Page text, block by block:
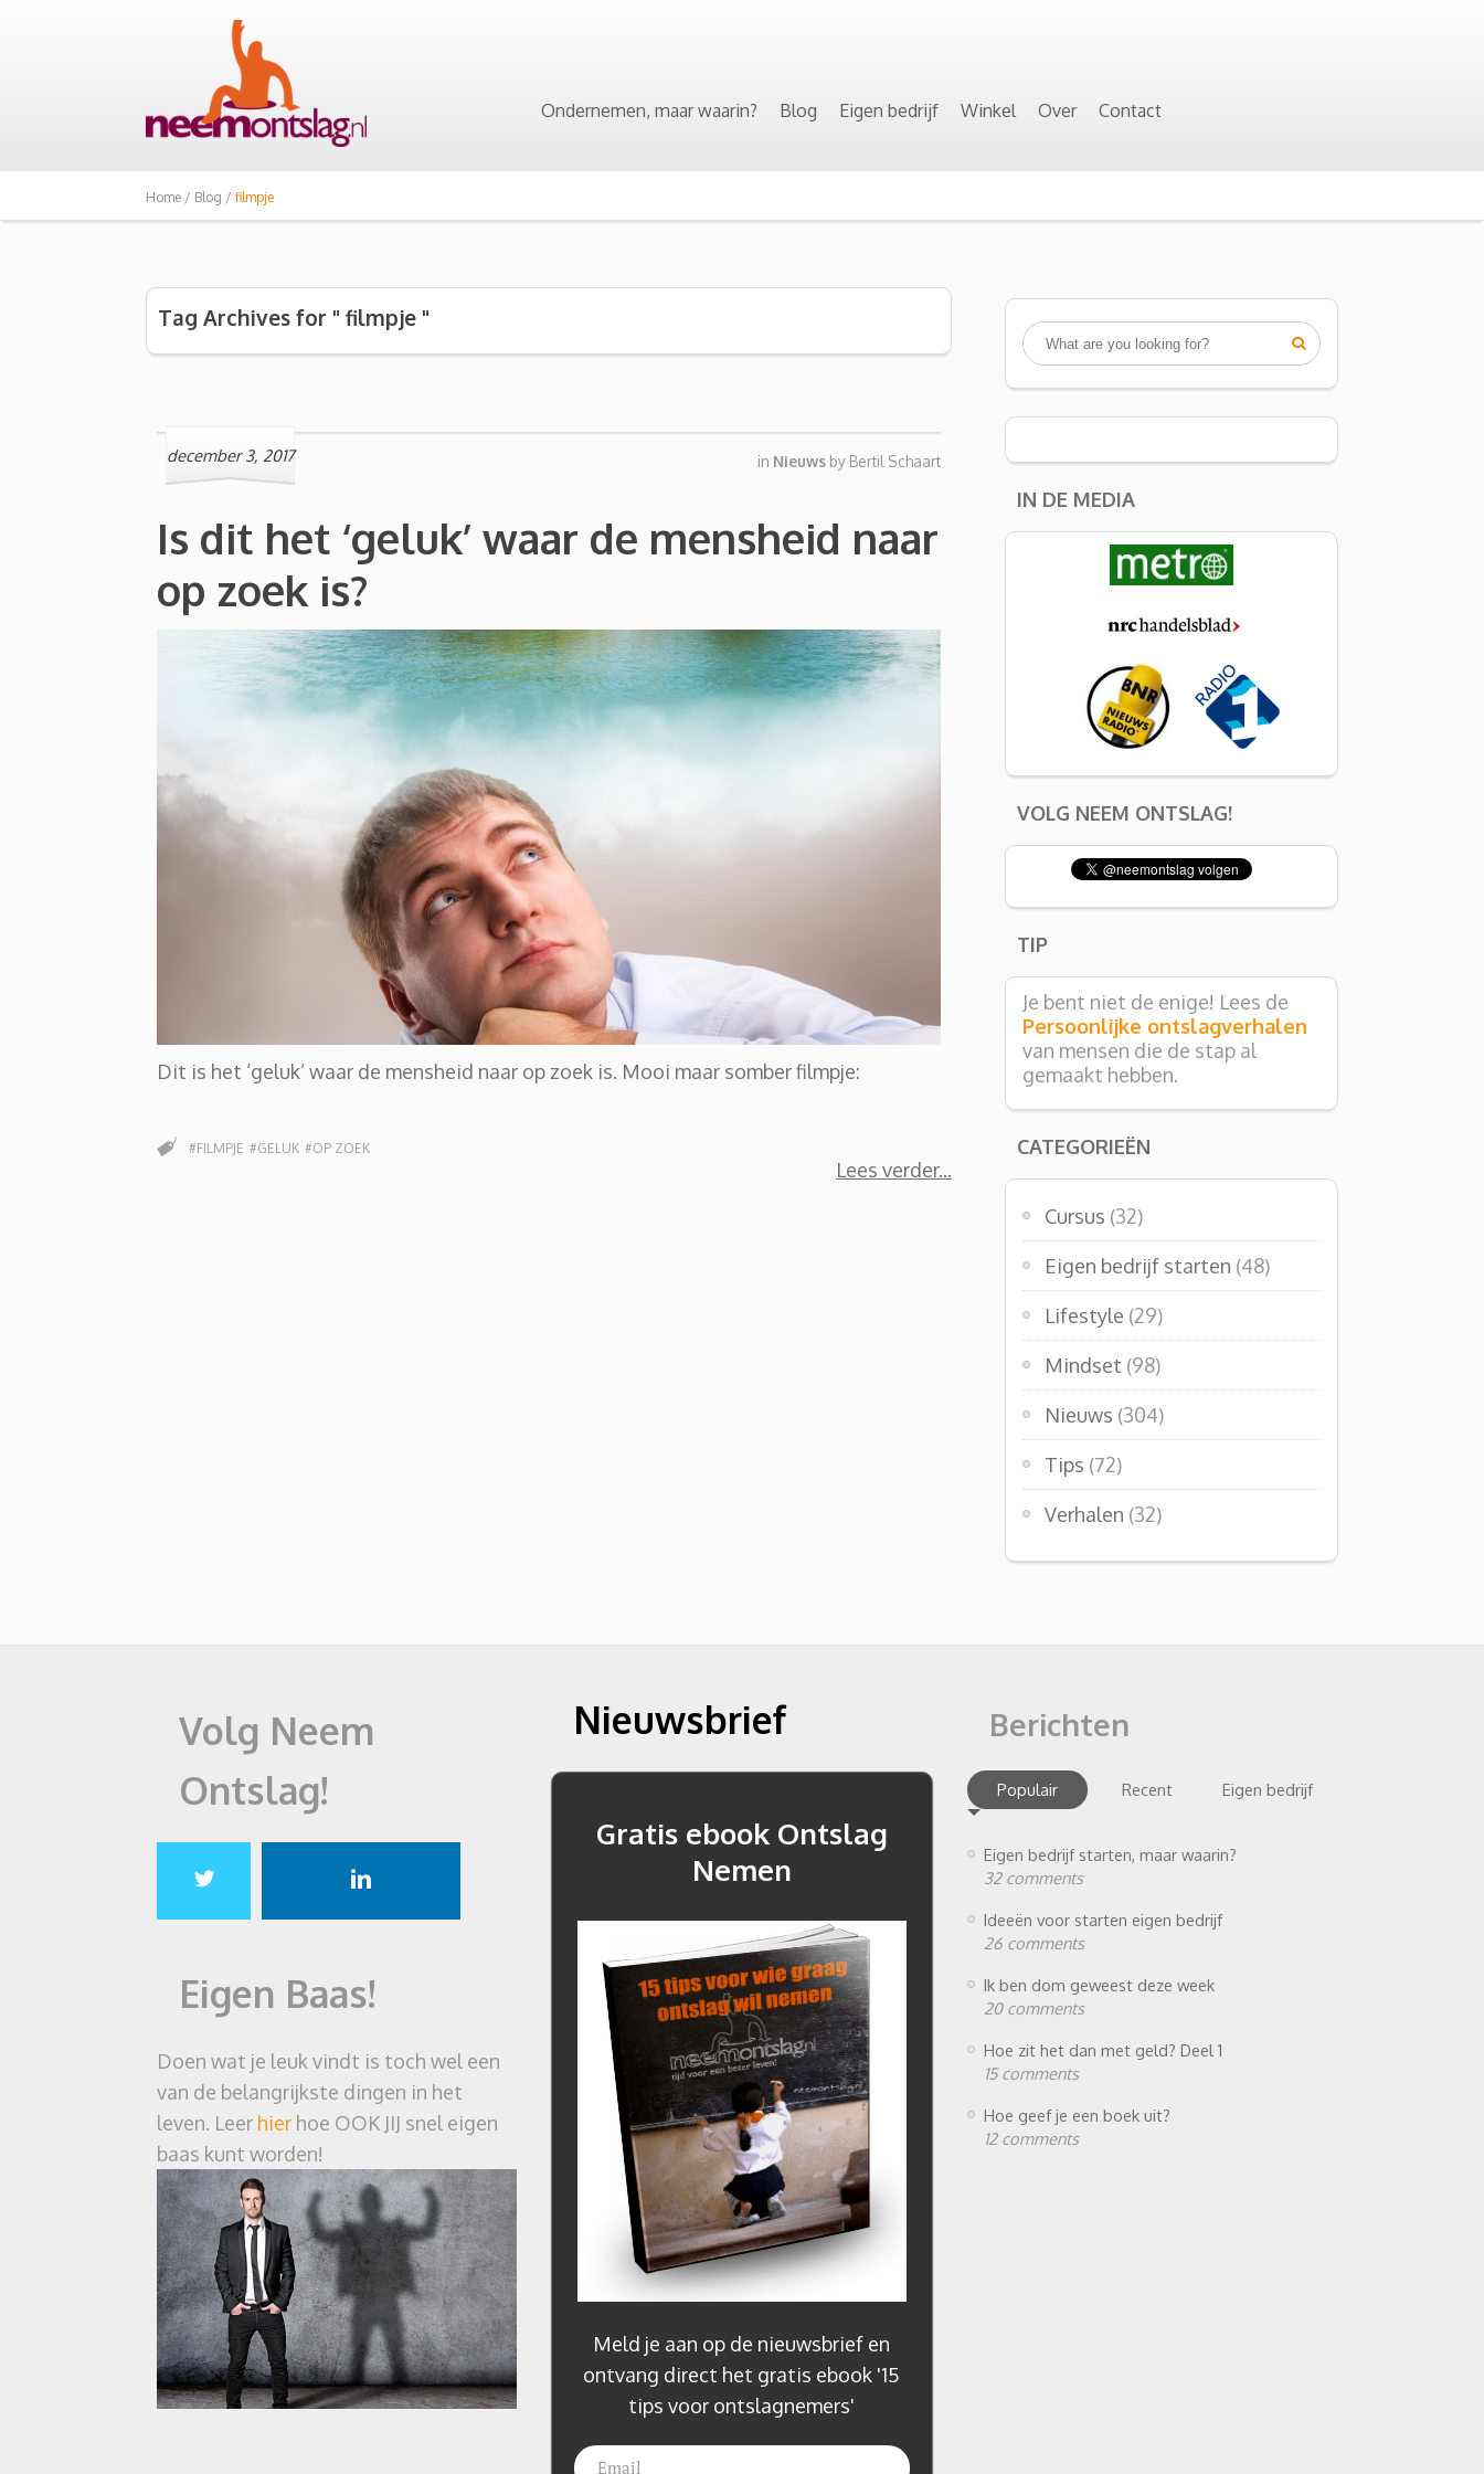
Ondernemen, maar waarin? Blog Eigen bedrijf Winkel Over Contact
Home / Blog / filmpje
Tag Archives for " filmpje "
december 3, 2017 in Nieuws by Bertil Schaart
Is dit het ‘geluk’ waar de mensheid naar
op zoek is?
Dit is het ‘geluk’ waar de mensheid naar op zoek is. Mooi maar somber filmpje:
Lees verder
#FILMPJE #GELUK #OP ZOEK

IN DE MEDIA
VOLG NEEM ONTSLAG!
TIP
Je bent niet de enige! Lees de
Persoonlijke ontslagverhalen
van mensen die de stap al
gemaakt hebben.
CATEGORIEËN
Cursus (32)
Eigen bedrijf starten (48)
Lifestyle (29)
Mindset (98)
Nieuws (304)
Tips (72)
Verhalen (32)
Volg Neem
Ontslag!
Eigen Baas!
Doen wat je leuk vindt is toch wel een
van de belangrijkste dingen in het
leven. Leer hier hoe OOK JIJ snel eigen
baas kunt worden!
Nieuwsbrief
Gratis ebook Ontslag
Nemen
Meld je aan op de nieuwsbrief en
ontvang direct het gratis ebook '15
tips voor ontslagnemers'
Berichten
Populair Recent Eigen bedrijf
Eigen bedrijf starten, maar waarin?
32 comments
Ideeën voor starten eigen bedrijf
26 comments
Ik ben dom geweest deze week
20 comments
Hoe zit het dan met geld? Deel 1
15 comments
Hoe geef je een boek uit?
12 comments